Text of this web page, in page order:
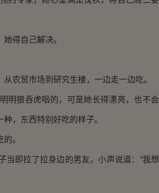
得自己解决。
贸市场到研究生楼，一边走一边吃。
狼吞虎咽的，可是她长得漂亮，也不会
，东西特别好吃的样子。
。
即拉了拉身边的男友，小声说道：“我想